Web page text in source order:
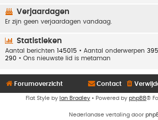
Verjaardagen
Er zijn geen verjaardagen vandaag.
Statistieken
Aantal berichten 145015 • Aantal onderwerpen
290 • Ons nieuwste lid is metaman
Forumoverzicht Contact
Flat Style by Ian Bradley • Powered by phpBB®
Nederlandse vertaling door